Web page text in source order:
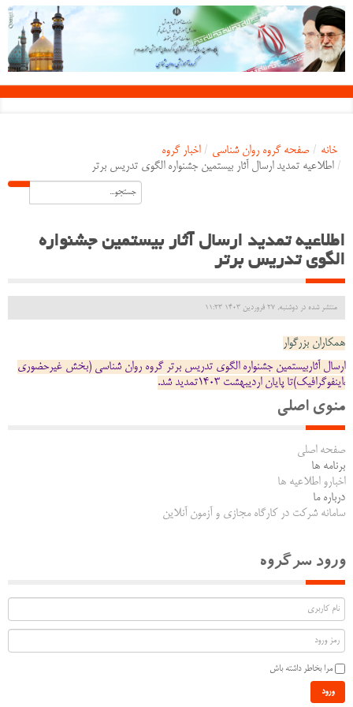
خانه / صفحه گروه روان شناسی / اخبار گروه
/ اطلاعیه تمدید ارسال آثار بیستمین جشنواره الگوی تدریس برتر
اطلاعیه تمدید ارسال آثار بیستمین جشنواره
الگوی تدریس برتر
منتشر شده در دوشنبه, 27 فروردين 1403 11:23
همکاران بزرگوار
ارسال آثاربیستمین جشنواره الگوی تدریس برتر گروه روان شناسی (بخش غیرحضوری
،اینفوگرافیک)تا پایان اردیبهشت 1403تمدید شد.
منوی اصلی
صفحه اصلی
برنامه ها
اخبارو اطلاعیه ها
درباره ما
سامانه شرکت در کارگاه مجازی و آزمون آنلاین
ورود سرگروه
مرا بخاطر داشته باش
ورود